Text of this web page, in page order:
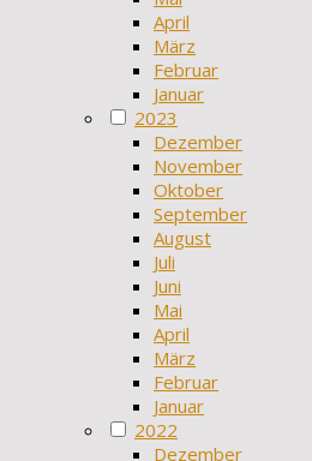
April
März
Februar
Januar
2023
Dezember
November
Oktober
September
August
Juli
Juni
Mai
April
März
Februar
Januar
2022
Dezember